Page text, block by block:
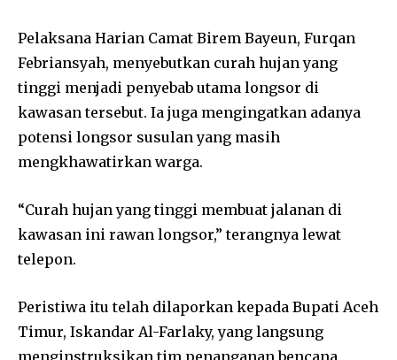
Pelaksana Harian Camat Birem Bayeun, Furqan
Febriansyah, menyebutkan curah hujan yang
tinggi menjadi penyebab utama longsor di
kawasan tersebut. Ia juga mengingatkan adanya
potensi longsor susulan yang masih
mengkhawatirkan warga.
“Curah hujan yang tinggi membuat jalanan di
kawasan ini rawan longsor,” terangnya lewat
telepon.
Peristiwa itu telah dilaporkan kepada Bupati Aceh
Timur, Iskandar Al-Farlaky, yang langsung
menginstruksikan tim penanganan bencana